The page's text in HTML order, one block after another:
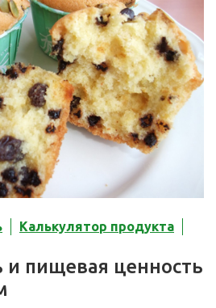
Калькулятор продукта
и пищевая ценность